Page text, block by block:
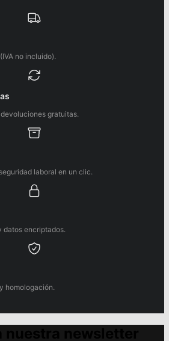
no incluido).
gratuitas.
laboral en un clic.
datos encriptados.
homologación.